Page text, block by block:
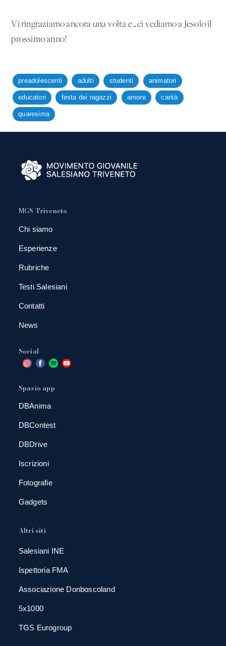
Vi ringraziamo ancora una volta e…ci vediamo a Jesolo il
prossimo anno!
preadolescenti adulti studenti animatori
educatori festa dei ragazzi amore carità
quaresima
MGS Triveneto
Chi siamo
Esperienze
Rubriche
Testi Salesiani
Contatti
News
Social
Spazio app
DBAnima
DBContest
DBDrive
Iscrizioni
Fotografie
Gadgets
Altri siti
Salesiani INE
Ispettoria FMA
Associazione Donboscoland
5x1000
TGS Eurogroup